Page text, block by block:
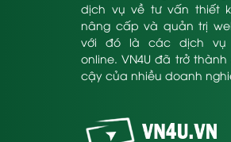
dịch vụ về tư vấn thiết
nâng cấp và quản trị
với đó là các dịch vụ
online. VN4U đã trở
cậy của nhiều doanh